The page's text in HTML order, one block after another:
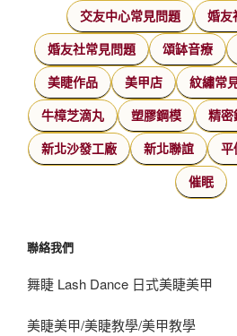
交友中心常見問題 婚友
婚友社常見問題 頌缽音療
美睫作品 美甲店 紋繡常
牛樟芝滴丸 塑膠鋼模 精密
新北沙發工廠 新北聯誼 平
催眠
聯絡我們
舞睫 Lash Dance 日式美睫美甲
美睫美甲/美睫教學/美甲教學